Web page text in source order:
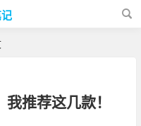
推荐这几款！